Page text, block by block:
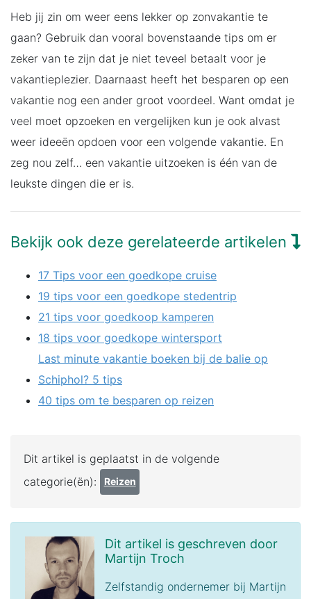
Heb jij zin om weer eens lekker op zonvakantie te
gaan? Gebruik dan vooral bovenstaande tips om er
zeker van te zijn dat je niet teveel betaalt voor je
vakantieplezier. Daarnaast heeft het besparen op een
vakantie nog een ander groot voordeel. Want omdat je
veel moet opzoeken en vergelijken kun je ook alvast
weer ideeën opdoen voor een volgende vakantie. En
zeg nou zelf… een vakantie uitzoeken is één van de
leukste dingen die er is.
Bekijk ook deze gerelateerde artikelen
17 Tips voor een goedkope cruise
19 tips voor een goedkope stedentrip
21 tips voor goedkoop kamperen
18 tips voor goedkope wintersport
Last minute vakantie boeken bij de balie op
Schiphol? 5 tips
40 tips om te besparen op reizen
Dit artikel is geplaatst in de volgende
categorie(ën):
Reizen
Dit artikel is geschreven door
Martijn Troch
Zelfstandig ondernemer bij Martijn